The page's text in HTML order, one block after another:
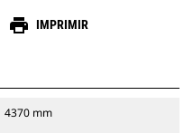
print IMPRIMIR
4370 mm